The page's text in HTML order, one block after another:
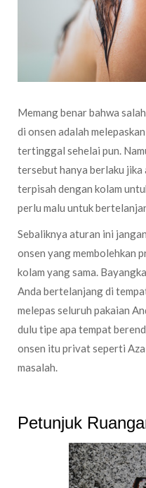
Memang benar bahwa
di onsen adalah
tertinggal sehelai pun.
tersebut hanya berlaku jika
terpisah dengan kolam
perlu malu untuk
Sebaliknya aturan ini
onsen yang membolehkan
kolam yang sama.
Anda bertelanjang di
melepas seluruh pakaian
dulu tipe apa tempat
onsen itu privat seperti
masalah.
Petunjuk